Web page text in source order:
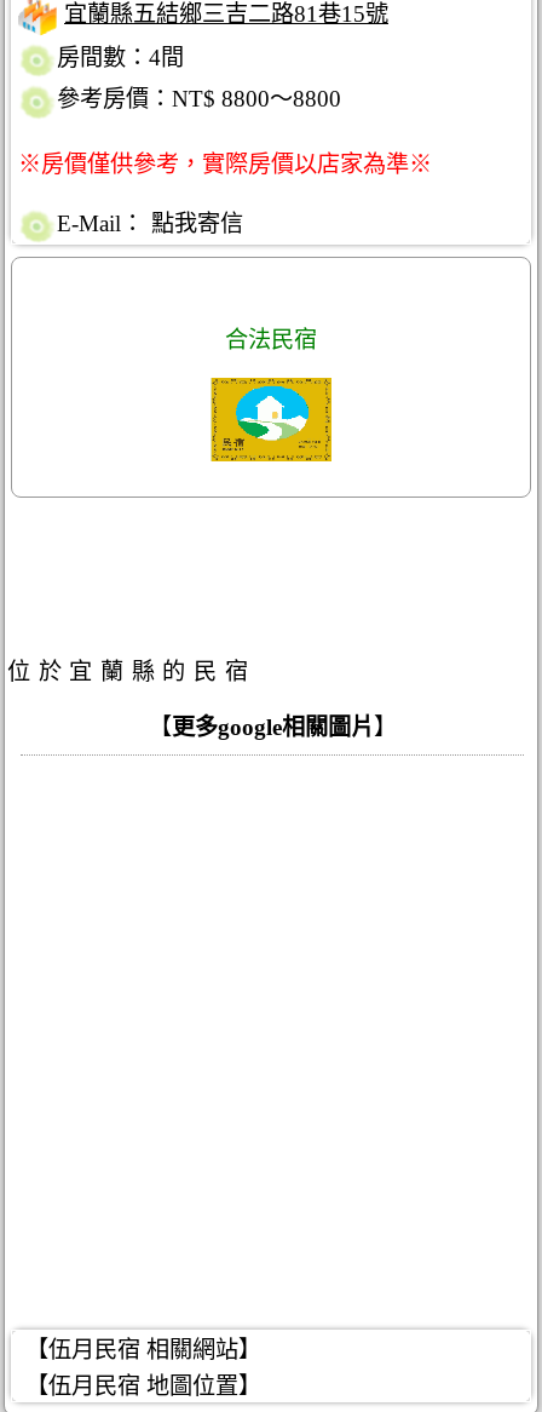
宜蘭縣五結鄉三吉二路81巷15號
房間數：4間
參考房價：NT$ 8800～8800
※房價僅供參考，實際房價以店家為準※
E-Mail： 點我寄信
合法民宿
位於宜蘭縣的民宿
【 更多google相關圖片 】
【伍月民宿 相關網站】
【伍月民宿 地圖位置】